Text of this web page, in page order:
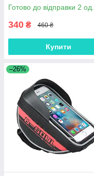
Готово до відправки 2 од.
340 ₴ 460 ₴
Купити
–26%